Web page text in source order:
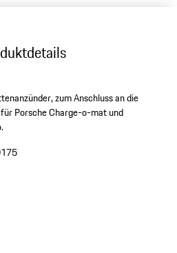
zum Anschluss an die
Porsche Charge-o-mat und